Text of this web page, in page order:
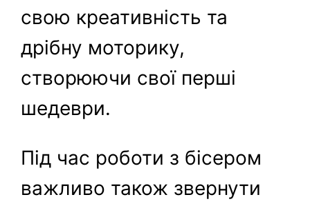
свою креативність та
дрібну моторику,
створюючи свої перші
шедеври.
Під час роботи з бісером
важливо також звернути